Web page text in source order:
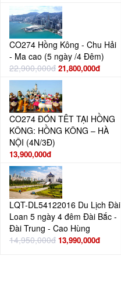
CO274 Hồng Kông - Chu Hải
- Ma cao (5 ngày /4 Đêm)
22,900,000đ 21,800,000đ
CO274 ĐÓN TÊT TẠI HỒNG
KÔNG: HỒNG KÔNG – HÀ
NỘI (4N/3Đ)
13,900,000đ
LQT-DL54122016 Du Lịch Đài
Loan 5 ngày 4 đêm Đài Bắc -
Đài Trung - Cao Hùng
14,950,000đ 13,990,000đ